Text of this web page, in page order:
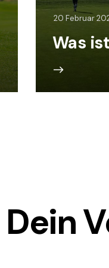
20 Februar
Was